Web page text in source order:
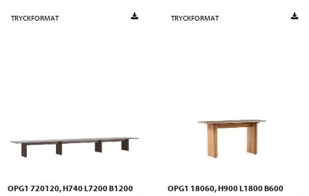
TRYCKFORMAT TRYCKFORMAT
OPG1 720120, H740 L7200 B1200 OPG1 18060, H900 L1800 B600